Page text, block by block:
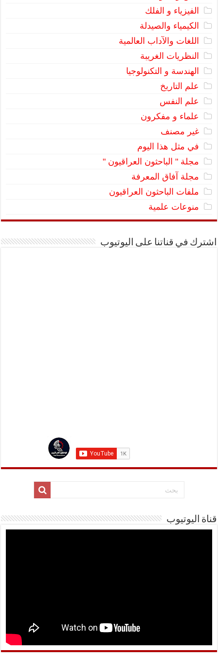
الفيزياء و الفلك
الكيمياء والصيدلة
اللغات والآداب العالمية
النظريات الغريبة
الهندسة و التكنولوجيا
علم التاريخ
علم النفس
علماء و مفكرون
غير مصنف
في مثل هذا اليوم
مجلة " الباحثون العراقيون "
مجلة آفاق المعرفة
ملفات الباحثون العراقيون
منوعات علمية
اشترك في قناتنا على اليوتيوب
قناة اليوتيوب